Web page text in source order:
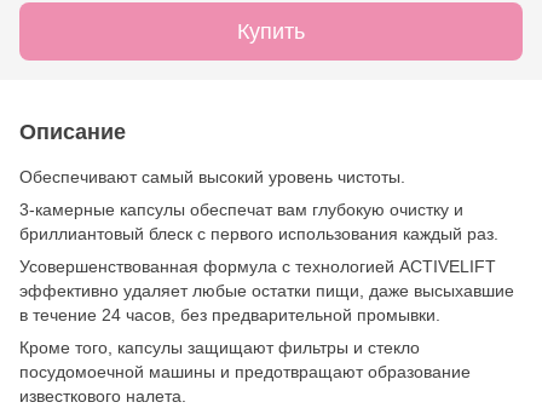
Купить
Описание
Обеспечивают самый высокий уровень чистоты.
3-камерные капсулы обеспечат вам глубокую очистку и
бриллиантовый блеск с первого использования каждый раз.
Усовершенствованная формула с технологией ACTIVELIFT
эффективно удаляет любые остатки пищи, даже высыхавшие
в течение 24 часов, без предварительной промывки.
Кроме того, капсулы защищают фильтры и стекло
посудомоечной машины и предотвращают образование
известкового налета.